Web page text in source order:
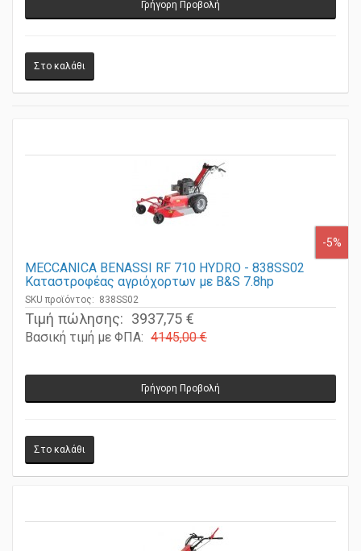
MECCANICA BENASSI RF 710 HYDRO - 838SS02
Καταστροφέας αγριόχορτων με B&S 7.8hp
SKU προϊόντος: 838SS02
Τιμή πώλησης: 3937,75 €
Βασική τιμή με ΦΠΑ: 4145,00 €